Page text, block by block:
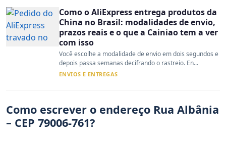
Como o AliExpress entrega produtos da
China no Brasil: modalidades de envio,
prazos reais e o que a Cainiao tem a ver
com isso
Você escolhe a modalidade de envio em dois segundos e
depois passa semanas decifrando o rastreio. En...
ENVIOS E ENTREGAS
Como escrever o endereço Rua Albânia
– CEP 79006-761?